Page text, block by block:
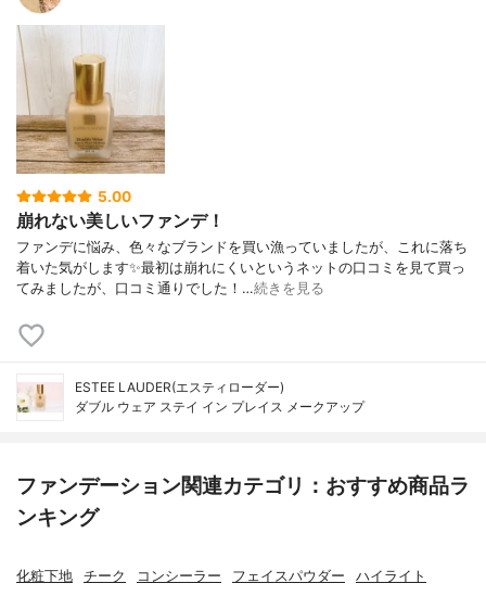
5.00
崩れない美しいファンデ！
ファンデに悩み、色々なブランドを買い漁っていましたが、これに落ち
着いた気がします✨最初は崩れにくいというネットの口コミを見て買っ
てみましたが、口コミ通りでした！…続きを見る
ESTEE LAUDER(エスティローダー)
ダブル ウェア ステイ イン プレイス メークアップ
ファンデーション関連カテゴリ：おすすめ商品ラ
ンキング
化粧下地 チーク コンシーラー フェイスパウダー ハイライト